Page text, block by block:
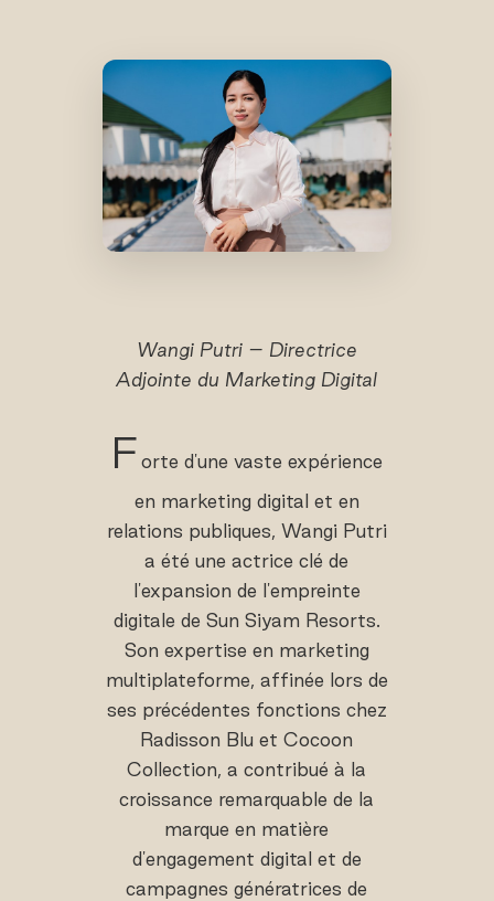
Wangi Putri – Directrice
Adjointe du Marketing Digital
F orte d'une vaste expérience
en marketing digital et en
relations publiques, Wangi Putri
a été une actrice clé de
l'expansion de l'empreinte
digitale de Sun Siyam Resorts.
Son expertise en marketing
multiplateforme, affinée lors de
ses précédentes fonctions chez
Radisson Blu et Cocoon
Collection, a contribué à la
croissance remarquable de la
marque en matière
d'engagement digital et de
campagnes génératrices de